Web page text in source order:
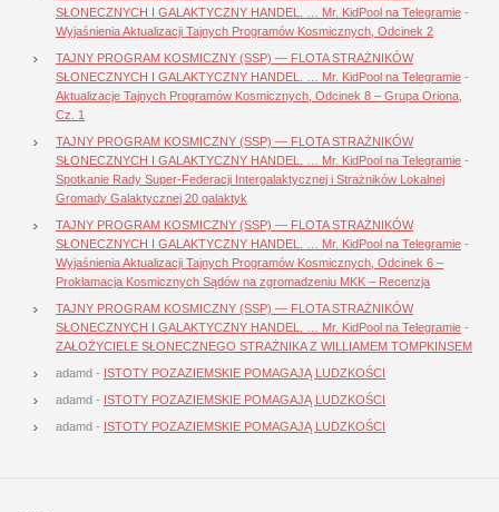
SŁONECZNYCH I GALAKTYCZNY HANDEL. … Mr. KidPool na Telegramie -
Wyjaśnienia Aktualizacji Tajnych Programów Kosmicznych, Odcinek 2
TAJNY PROGRAM KOSMICZNY (SSP) — FLOTA STRAŻNIKÓW
SŁONECZNYCH I GALAKTYCZNY HANDEL. … Mr. KidPool na Telegramie -
Aktualizacje Tajnych Programów Kosmicznych, Odcinek 8 – Grupa Oriona,
Cz. 1
TAJNY PROGRAM KOSMICZNY (SSP) — FLOTA STRAŻNIKÓW
SŁONECZNYCH I GALAKTYCZNY HANDEL. … Mr. KidPool na Telegramie -
Spotkanie Rady Super-Federacji Intergalaktycznej i Strażników Lokalnej
Gromady Galaktycznej 20 galaktyk
TAJNY PROGRAM KOSMICZNY (SSP) — FLOTA STRAŻNIKÓW
SŁONECZNYCH I GALAKTYCZNY HANDEL. … Mr. KidPool na Telegramie -
Wyjaśnienia Aktualizacji Tajnych Programów Kosmicznych, Odcinek 6 –
Proklamacja Kosmicznych Sądów na zgromadzeniu MKK – Recenzja
TAJNY PROGRAM KOSMICZNY (SSP) — FLOTA STRAŻNIKÓW
SŁONECZNYCH I GALAKTYCZNY HANDEL. … Mr. KidPool na Telegramie -
ZAŁOŻYCIELE SŁONECZNEGO STRAŻNIKA Z WILLIAMEM TOMPKINSEM
adamd - ISTOTY POZAZIEMSKIE POMAGAJĄ LUDZKOŚCI
adamd - ISTOTY POZAZIEMSKIE POMAGAJĄ LUDZKOŚCI
adamd - ISTOTY POZAZIEMSKIE POMAGAJĄ LUDZKOŚCI